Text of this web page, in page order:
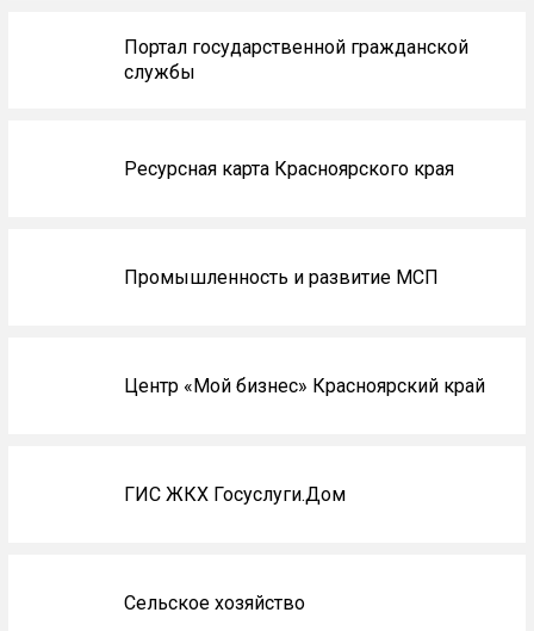
Портал государственной гражданской
службы
Ресурсная карта Красноярского края
Промышленность и развитие МСП
Центр «Мой бизнес» Красноярский край
ГИС ЖКХ Госуслуги.Дом
Сельское хозяйство